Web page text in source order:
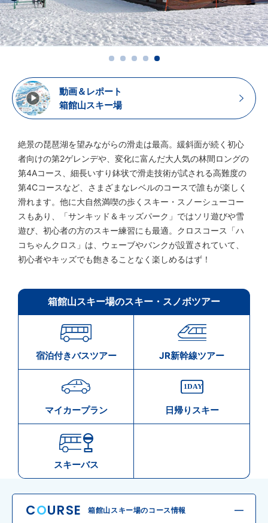
動画＆レポート
箱館山スキー場
絶景の琵琶湖を望みながらの滑走は最高。緩斜面が続く初心
者向けの第2ゲレンデや、変化に富んだ大人気の林間ロングの
第4Aコース、細長いすり鉢状で滑走技術が試される高難度の
第4Cコースなど、さまざまなレベルのコースで誰もが楽しく
滑れます。他に大自然満喫の歩くスキー・スノーシューコー
スもあり、「サンキッド＆キッズパーク」ではソリ遊びや雪
遊び、初心者の方のスキー練習にも最適。クロスコース「ハ
コちゃんクロス」は、ウェーブやバンクが設置されていて、
初心者やキッズでも飽きることなく楽しめるはず！
箱館山スキー場のスキー・スノボツアー
宿泊付きバスツアー JR新幹線ツアー
マイカープラン 日帰りスキー
スキーバス
COURSE 箱館山スキー場のコース情報